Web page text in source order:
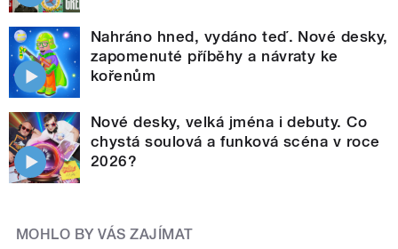
Nahráno hned, vydáno teď. Nové desky,
zapomenuté příběhy a návraty ke
kořenům
Nové desky, velká jména i debuty. Co
chystá soulová a funková scéna v roce
2026?
MOHLO BY VÁS ZAJÍMAT